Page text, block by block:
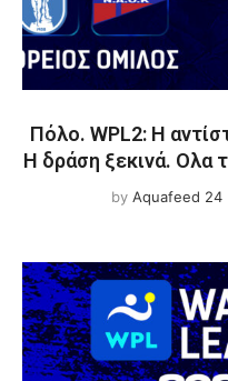
Πόλο. WPL2: Η
Η δράση ξεκινά. Ολα
by Aquafeed 24